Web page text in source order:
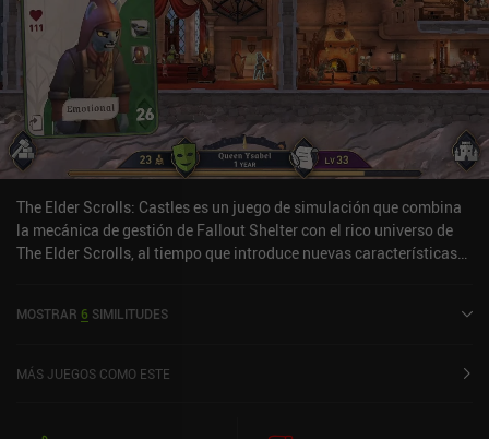
The Elder Scrolls: Castles es un juego de simulación que combina
la mecánica de gestión de Fallout Shelter con el rico universo de
The Elder Scrolls, al tiempo que introduce nuevas características
y los alimentos para nuestra población, manteniéndola contenta y
primer giro, porque a diferencia de Fallout Shelter, nuestros
MOSTRAR 6 SIMILITUDES
MÁS JUEGOS COMO ESTE